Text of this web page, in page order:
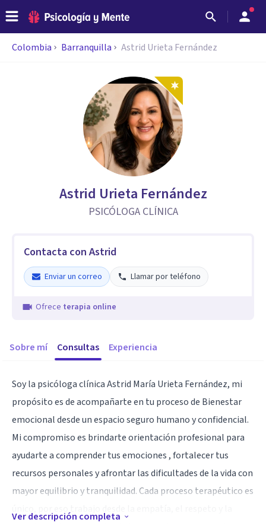
Colombia Barranquilla Astrid Urieta Fernández
Astrid Urieta Fernández
PSICÓLOGA CLÍNICA
Contacta con Astrid
Enviar un correo Llamar por teléfono
Ofrece terapia online
Sobre mí Consultas Experiencia
Soy la psicóloga clínica Astrid María Urieta Fernández, mi
propósito es de acompañarte en tu proceso de Bienestar
emocional desde un espacio seguro humano y confidencial.
Mi compromiso es brindarte orientación profesional para
ayudarte a comprender tus emociones , fortalecer tus
recursos personales y afrontar las dificultades de la vida con
mayor equilibrio y tranquilidad. Cada proceso terapéutico es
Ver descripción completa